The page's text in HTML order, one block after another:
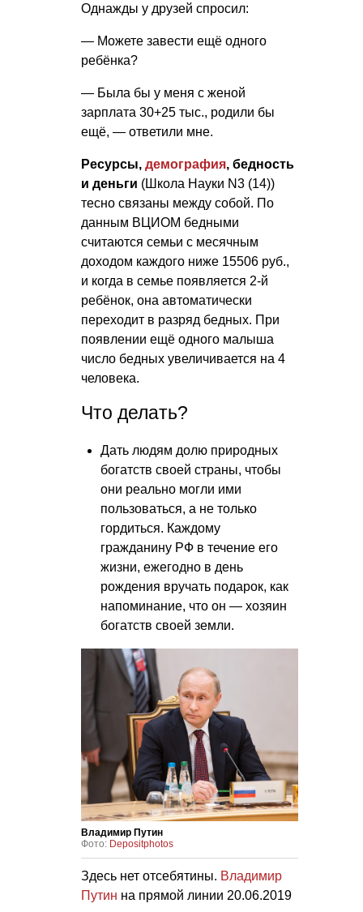
Однажды у друзей спросил:
— Можете завести ещё одного
ребёнка?
— Была бы у меня с женой
зарплата 30+25 тыс., родили бы
ещё, — ответили мне.
Ресурсы, демография, бедность
и деньги (Школа Науки N3 (14))
тесно связаны между собой. По
данным ВЦИОМ бедными
считаются семьи с месячным
доходом каждого ниже 15506 руб.,
и когда в семье появляется 2-й
ребёнок, она автоматически
переходит в разряд бедных. При
появлении ещё одного малыша
число бедных увеличивается на 4
человека.
Что делать?
Дать людям долю природных
богатств своей страны, чтобы
они реально могли ими
пользоваться, а не только
гордиться. Каждому
гражданину РФ в течение его
жизни, ежегодно в день
рождения вручать подарок, как
напоминание, что он — хозяин
богатств своей земли.
Владимир Путин
Фото: Depositphotos
Здесь нет отсебятины. Владимир
Путин на прямой линии 20.06.2019